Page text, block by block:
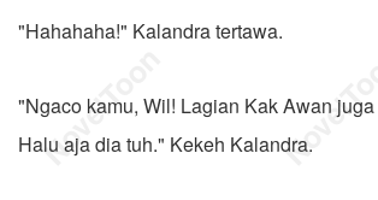
"Hahahaha!" Kalandra tertawa.
"Ngaco kamu, Wil! Lagian Kak Awan
Halu aja dia tuh." Kekeh Kalandra.